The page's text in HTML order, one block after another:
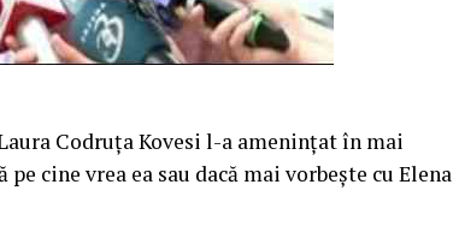
Codruţa Kovesi l-a ameninţat în mai
cine vrea ea sau dacă mai vorbeşte cu Elena